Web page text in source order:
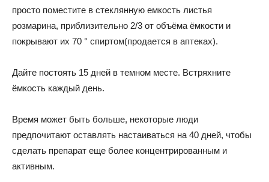
просто поместите в стеклянную емкость листья
розмарина, приблизительно 2/3 от объёма ёмкости и
покрывают их 70 ° спиртом(продается в аптеках).
Дайте постоять 15 дней в темном месте. Встряхните
ёмкость каждый день.
Время может быть больше, некоторые люди
предпочитают оставлять настаиваться на 40 дней, чтобы
сделать препарат еще более концентрированным и
активным.